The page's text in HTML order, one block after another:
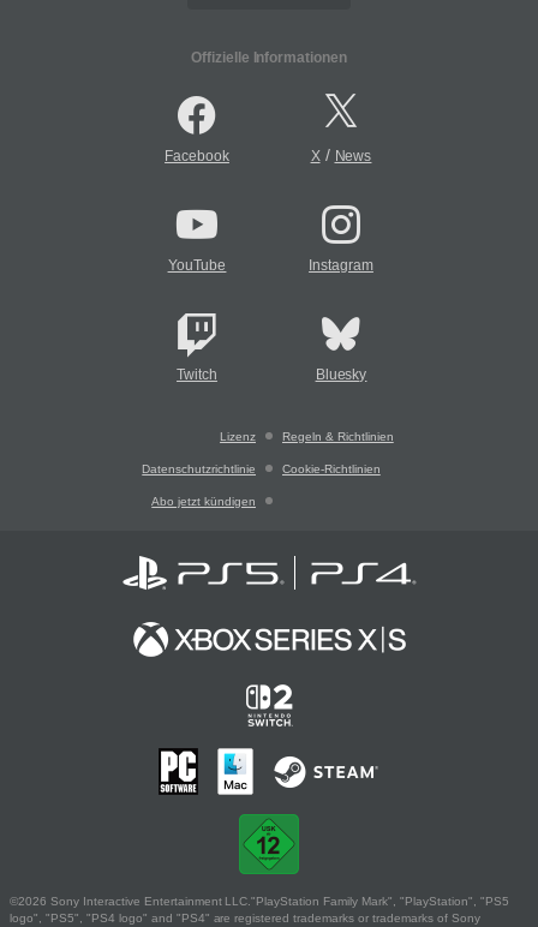
Offizielle Informationen
Facebook X/ News
YouTube Instagram
Twitch Bluesky
Lizenz Regeln & Richtlinien
Datenschutzrichtlinie Cookie-Richtlinien
Abo jetzt kündigen
©2026 Sony Interactive Entertainment LLC."PlayStation Family Mark", "PlayStation", "PS5
logo", "PS5", "PS4 logo" and "PS4" are registered trademarks or trademarks of Sony